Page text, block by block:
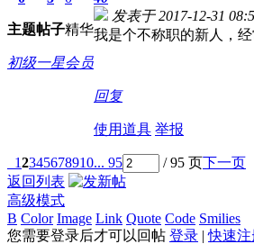
主题帖子精华
初级一星会员
发表于 2017-12-31
我是个不称职的新人，
回复
使用道具 举报
12345678910... 95 / 95 页下一页
返回列表
高级模式
B Color Image Link Quote Code Smilies
您需要登录后才可以回帖 登录 |快速注